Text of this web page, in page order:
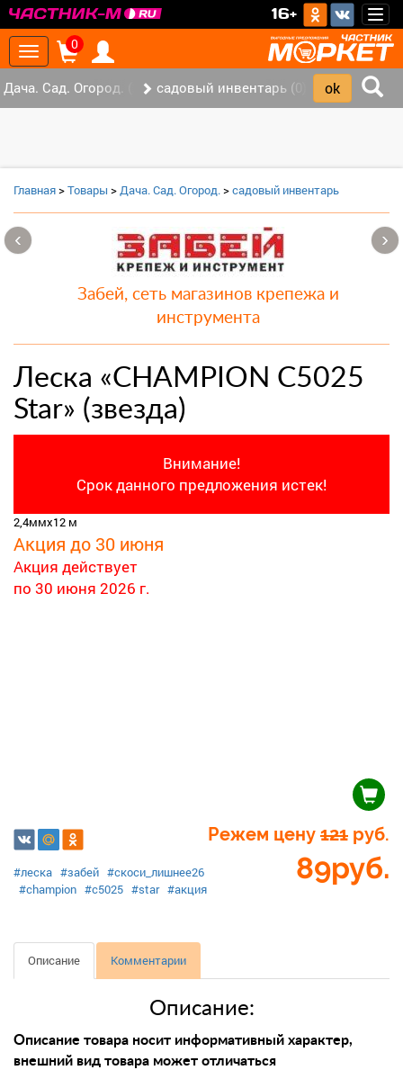
16+
Toggle
navigation
0
Дача. Сад. Огород. (2) садовый инвентарь (0)
Главная>Товары >Дача. Сад. Огород.>садовый инвентарь
Забей, сеть магазинов крепежа и
инструмента
Леска «CHAMPION С5025
Star» (звезда)
Внимание!
Срок данного предложения истек!
2,4ммх12 м
Акция до 30 июня
Акция действует
по 30 июня 2026 г.
Режем цену 121 руб.
89руб.
#леска #забей #скоси_лишнее26
#champion #с5025 #star #акция
Описание Комментарии
Описание:
Описание товара носит информативный характер,
внешний вид товара может отличаться
‹ ›